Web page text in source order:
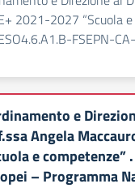
2021-2027 “Scuola
FSEPN-
e
Angela
e competenze”
– Programma